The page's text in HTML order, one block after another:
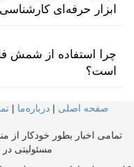
ابزار حرفه‌ای کارشناسی
چرا استفاده از شمش
است؟
صفحه اصلی | درباره‌ما |
تمامی اخبار بطور خودکار
مسئولیتی در